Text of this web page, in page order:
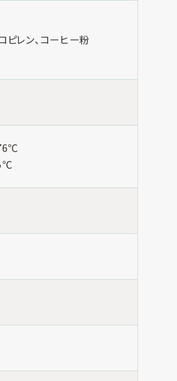
ピレン、コーヒー粉